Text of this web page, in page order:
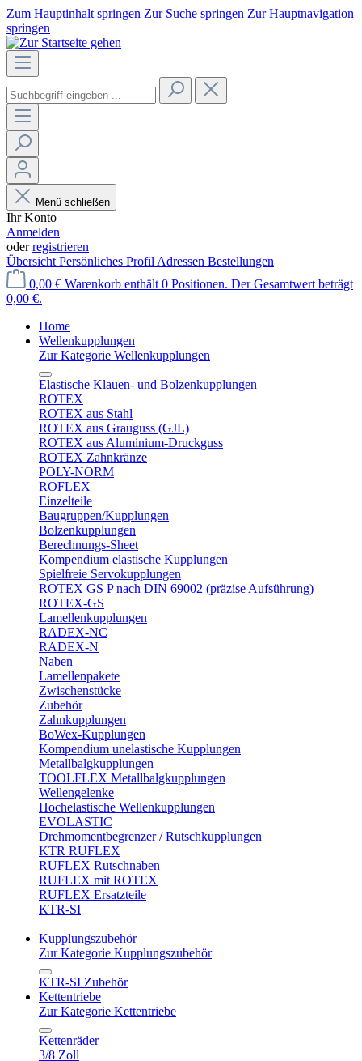
Zum Hauptinhalt springen Zur Suche springen Zur Hauptnavigation
springen
Menü schließen
Ihr Konto
Anmelden
oderregistrieren
Übersicht Persönliches Profil Adressen Bestellungen
0,00 € Warenkorb enthält 0 Positionen. Der Gesamtwert beträgt
0,00 €.
Home
Wellenkupplungen
Zur Kategorie Wellenkupplungen
Elastische Klauen- und Bolzenkupplungen
ROTEX
ROTEX aus Stahl
ROTEX aus Grauguss (GJL)
ROTEX aus Aluminium-Druckguss
ROTEX Zahnkränze
POLY-NORM
ROFLEX
Einzelteile
Baugruppen/Kupplungen
Bolzenkupplungen
Berechnungs-Sheet
Kompendium elastische Kupplungen
Spielfreie Servokupplungen
ROTEX GS P nach DIN 69002 (präzise Aufsührung)
ROTEX-GS
Lamellenkupplungen
RADEX-NC
RADEX-N
Naben
Lamellenpakete
Zwischenstücke
Zubehör
Zahnkupplungen
BoWex-Kupplungen
Kompendium unelastische Kupplungen
Metallbalgkupplungen
TOOLFLEX Metallbalgkupplungen
Wellengelenke
Hochelastische Wellenkupplungen
EVOLASTIC
Drehmomentbegrenzer / Rutschkupplungen
KTR RUFLEX
RUFLEX Rutschnaben
RUFLEX mit ROTEX
RUFLEX Ersatzteile
KTR-SI
Kupplungszubehör
Zur Kategorie Kupplungszubehör
KTR-SI Zubehör
Kettentriebe
Zur Kategorie Kettentriebe
Kettenräder
3/8 Zoll